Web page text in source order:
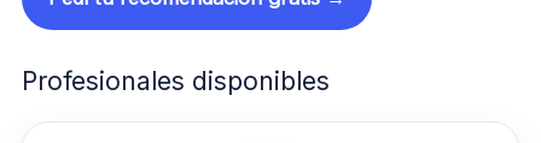
Profesionales disponibles